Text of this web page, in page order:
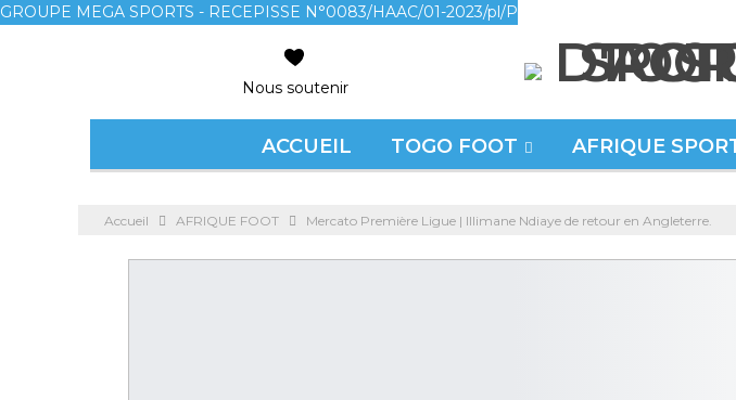
GROUPE MEGA SPORTS - RECEPISSE N°0083/HAAC/01-2023/pl/P
Nous soutenir
ACCUEIL TOGO FOOT AFRIQUE
Accueil AFRIQUE FOOT Mercato Première Ligue | Illimane Ndiaye de retour en Angleterre.